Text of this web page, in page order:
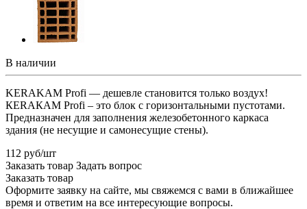
В наличии
KERAKAM Profi — дешевле становится только воздух!
КЕRАКАМ Profi – это блок c горизонтальными пустотами.
Предназначен для заполнения железобетонного каркаса
здания (не несущие и самонесущие стены).
112 руб/шт
Заказать товар Задать вопрос
Заказать товар
Оформите заявку на сайте, мы свяжемся с вами в ближайшее
время и ответим на все интересующие вопросы.